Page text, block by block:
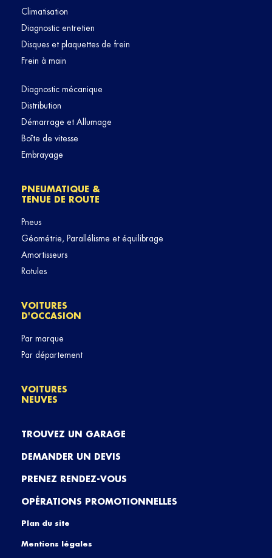
Climatisation
Diagnostic entretien
Disques et plaquettes de frein
Frein à main
Diagnostic mécanique
Distribution
Démarrage et Allumage
Boîte de vitesse
Embrayage
PNEUMATIQUE &
TENUE DE ROUTE
Pneus
Géométrie, Parallélisme et équilibrage
Amortisseurs
Rotules
VOITURES
D'OCCASION
Par marque
Par département
VOITURES
NEUVES
TROUVEZ UN GARAGE
DEMANDER UN DEVIS
PRENEZ RENDEZ-VOUS
OPÉRATIONS PROMOTIONNELLES
Plan du site
Mentions légales